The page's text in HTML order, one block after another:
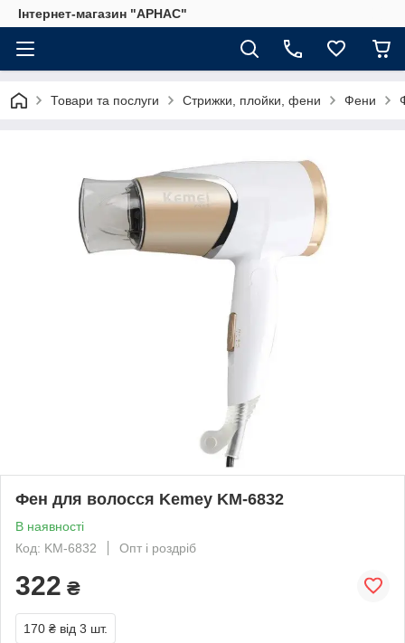
Інтернет-магазин "АРНАС"
Товари та послуги Стрижки, плойки, фени Фени
Фен для волосся Kemey KM-6832
В наявності
Код: KM-6832
Опт і роздріб
322 ₴
170 ₴ від 3 шт.